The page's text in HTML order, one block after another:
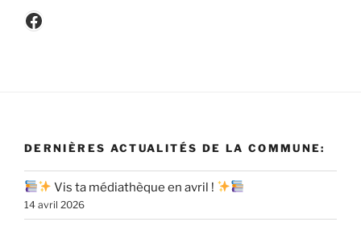
Facebook
DERNIÈRES ACTUALITÉS DE LA COMMUNE:
Vis ta médiathèque en avril !
14 avril 2026